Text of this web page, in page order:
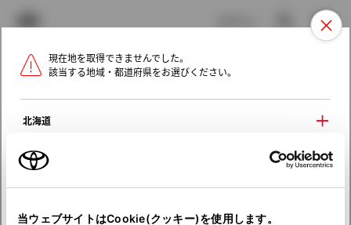
当ウェブサイトはCookie(クッキー)を使用します。
メニュ
ラインアップ オーナーサポート
現在地を取得できませんでした。
該当する地域・都道府県をお選びください。
北海道
東北
トヨタ認定中古車
お気に入り